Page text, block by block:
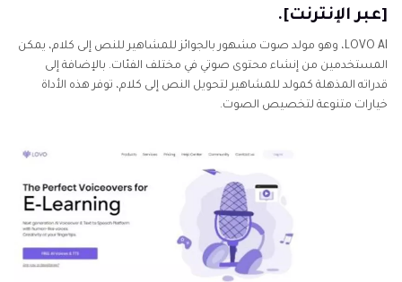
[عبر الإنترنت].
LOVO AI، وهو مولد صوت مشهور بالجوائز للمشاهير للنص إلى كلام، يمكن
المستخدمين من إنشاء محتوى صوتي في مختلف الفئات. بالإضافة إلى
قدراته المذهلة كمولد للمشاهير لتحويل النص إلى كلام، توفر هذه الأداة
خيارات متنوعة لتخصيص الصوت.